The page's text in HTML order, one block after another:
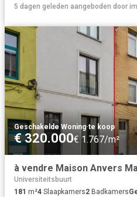
5 dagen geleden aangeboden door
Geschakelde Woning·te koop
€ 320.000€ 1.767/m²
à vendre Maison Anvers
Universiteitsbuurt
181 m²4 Slaapkamers2 Badkamers